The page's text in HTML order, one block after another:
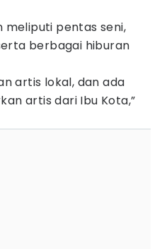
meliputi pentas seni,
berbagai hiburan
artis lokal, dan ada
artis dari Ibu Kota,”